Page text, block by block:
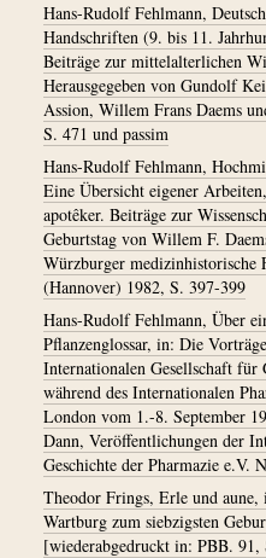
Hans-Rudolf Fehlmann,
Handschriften (9. bis 11.
Beiträge zur mittelalterlichen
Herausgegeben von Gundolf
Assion, Willem Frans Daems
S. 471 und passim
Hans-Rudolf Fehlmann,
Eine Übersicht eigener
apotêker. Beiträge zur
Geburtstag von Willem F.
Würzburger medizinhistorische
(Hannover) 1982, S. 397-399
Hans-Rudolf Fehlmann, Über
Pflanzenglossar, in: Die
Internationalen Gesellschaft für
während des Internationalen
London vom 1.-8. September
Dann, Veröffentlichungen der
Geschichte der Pharmazie e.V.
Theodor Frings, Erle und
Wartburg zum siebzigsten
[wiederabgedruckt in: PBB.